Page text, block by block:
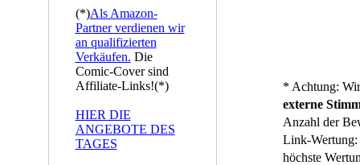
(*)Als Amazon-
Partner verdienen wir
an qualifizierten
Verkäufen. Die
Comic-Cover sind
Affiliate-Links!(*)
HIER DIE
ANGEBOTE DES
TAGES
* Achtung:
externe
Anzahl der
Link-Wertung:
höchste